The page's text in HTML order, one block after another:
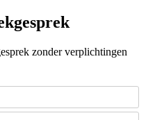
zonder verplichtingen